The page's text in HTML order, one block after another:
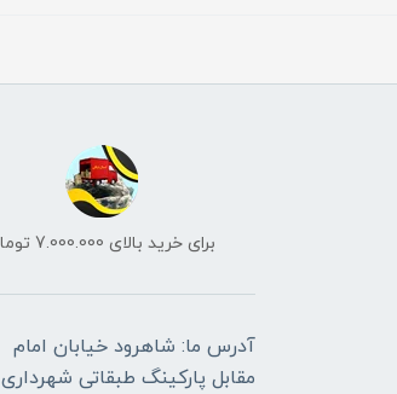
برای خرید بالای 7.000.000 تومان
آدرس ما: شاهرود خیابان امام
مقابل پارکینگ طبقاتی شهرداری